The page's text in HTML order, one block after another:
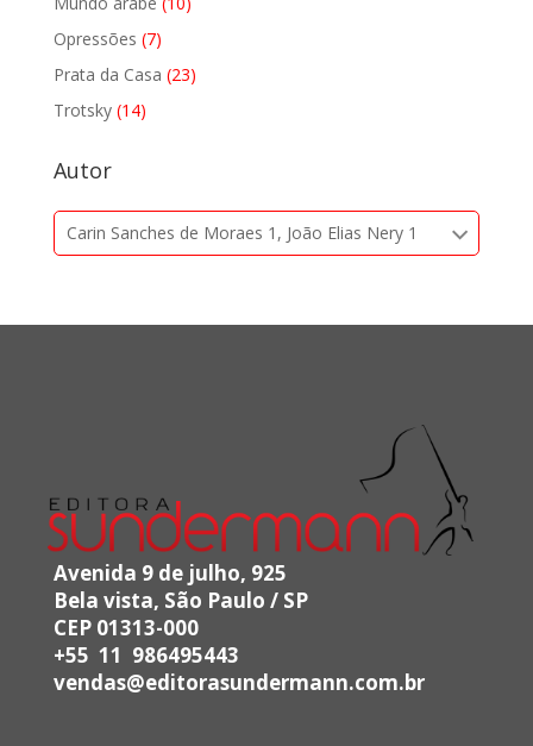
Opressões 77
produtos
Prata da Casa 2323
Trotsky 1414
Autor
Carin Sanches de Moraes 1, João Elias Nery 1
Avenida 9 de julho, 925
Bela vista, São Paulo / SP
CEP 01313-000
+55 11 986495443
vendas@editorasundermann.com.br